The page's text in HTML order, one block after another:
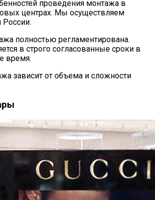
проведения монтажа в
центрах. Мы осуществляем
полностью регламентирована.
в строго согласованные сроки в
время.
зависит от объема и сложности